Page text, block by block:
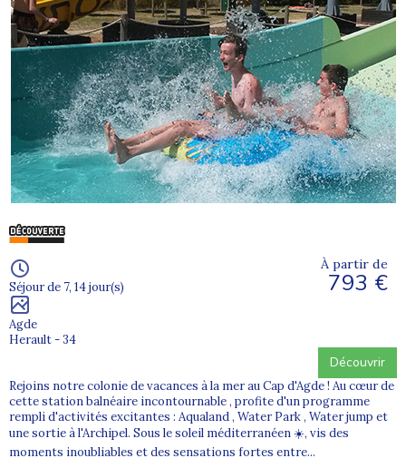
Séjour de 7, 14 jour(s)
Agde
Herault - 34
À partir de
793 €
Découvrir
Rejoins notre colonie de vacances à la mer au Cap d'Agde ! Au cœur de
cette station balnéaire incontournable , profite d'un programme
rempli d'activités excitantes : Aqualand , Water Park , Water jump et
une sortie à l'Archipel. Sous le soleil méditerranéen ☀️, vis des
moments inoubliables et des sensations fortes entre...